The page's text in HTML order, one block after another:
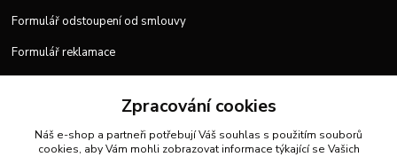
Formulář odstoupení od smlouvy
Formulář reklamace
Zpracování cookies
Náš e-shop a partneři potřebují Váš souhlas s použitím souborů
cookies, aby Vám mohli zobrazovat informace týkající se Vašich